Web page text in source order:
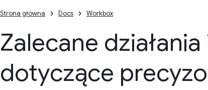
Strona główna Docs Workbox
Zalecane
dotyczące